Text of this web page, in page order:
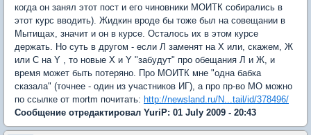
когда он занял этот пост и его чиновники МОИТК собирались в
этот курс вводить). Жидкин вроде бы тоже был на совещании в
Мытищах, значит и он в курсе. Осталось их в этом курсе
держать. Но суть в другом - если Л заменят на Х или, скажем, Ж
или С на Y , то новые X и Y "забудут" про обещания Л и Ж, и
время может быть потеряно. Про МОИТК мне "одна бабка
сказала" (точнее - один из участников ИГ), а про пр-во МО можно
по ссылке от mortm почитать: http://newsland.ru/N...tail/id/378496/
Сообщение отредактировал YuriP: 01 July 2009 - 20:43